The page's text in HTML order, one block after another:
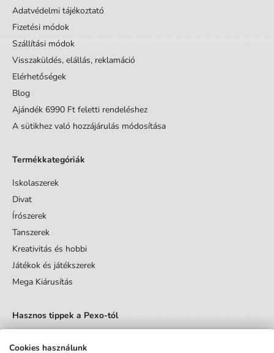
Kortól
Korig
Dizájnos tétel
Minta
Adatvédelmi tájékoztató
Fizetési módok
Szállítási módok
Visszaküldés, elállás, reklamáció
Elérhetőségek
Blog
Ajándék 6990 Ft feletti rendeléshez
A sütikhez való hozzájárulás módosítása
Termékkategóriák
Iskolaszerek
Divat
Írószerek
Tanszerek
Kreativitás és hobbi
Játékok és játékszerek
Mega Kiárusítás
Hasznos tippek a Pexo-tól
Cookies használunk